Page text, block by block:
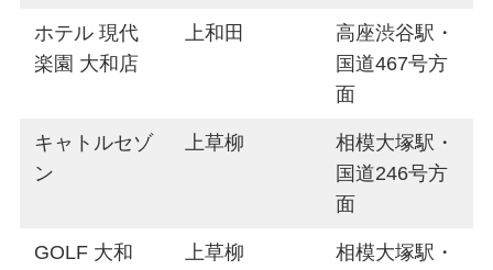
ホテル 現代
楽園 大和店
上和田
高座渋谷駅・
国道467号方
面
キャトルセゾ
ン
上草柳
相模大塚駅・
国道246号方
面
GOLF 大和 上草柳
相模大塚駅・